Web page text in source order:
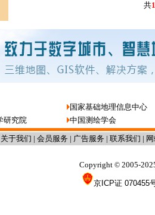
共
国家基础地理信息中心
研究院
中国测绘学会
关于我们 | 会员服务 | 广告服务 | 联系我们 |
Copyright © 2005-
京ICP证 070455